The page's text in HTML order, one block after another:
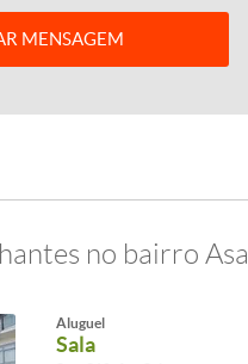
MENSAGEM
no bairro Asa
Aluguel
Sala